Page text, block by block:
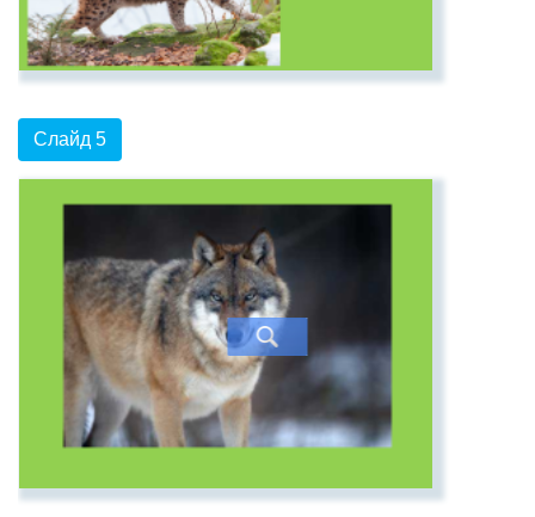
Слайд 5